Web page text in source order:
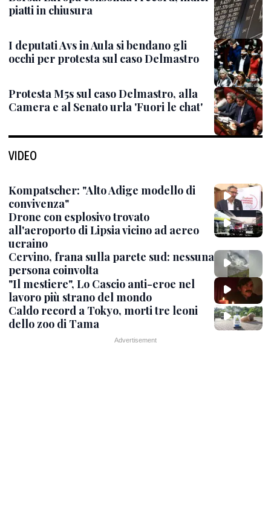
piatti in chiusura
I deputati Avs in Aula si bendano gli
occhi per protesta sul caso Delmastro
Protesta M5s sul caso Delmastro, alla
Camera e al Senato urla 'Fuori le chat'
VIDEO
Kompatscher: "Alto Adige modello di
convivenza"
Drone con esplosivo trovato
all'aeroporto di Lipsia vicino ad aereo
ucraino
Cervino, frana sulla parete sud: nessuna
persona coinvolta
"Il mestiere", Lo Cascio anti-eroe nel
lavoro più strano del mondo
Caldo record a Tokyo, morti tre leoni
dello zoo di Tama